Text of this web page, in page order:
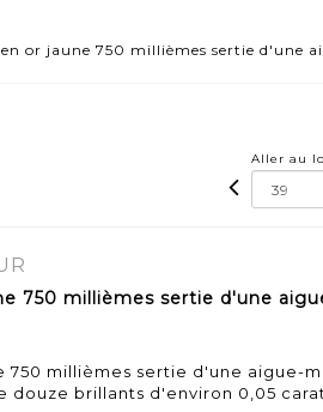
or jaune 750 millièmes sertie d'une
Aller au
750 millièmes sertie d'une
750 millièmes sertie d'une aigue-
douze brillants d'environ 0,05